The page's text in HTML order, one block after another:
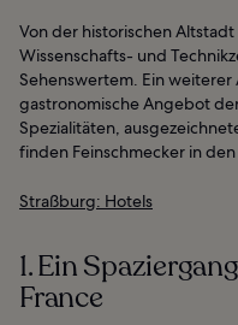
Von der historischen
Wissenschafts- und
Sehenswertem. Ein weiterer
gastronomische Angebot
Spezialitäten,
finden Feinschmecker in
Straßburg: Hotels
1. Ein
France